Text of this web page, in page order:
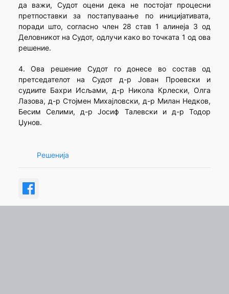
да важи, Судот оцени дека не постојат процесни
претпоставки за постапуваање по иницијативата,
поради што, согласно член 28 став 1 алинеја 3 од
Деловникот на Судот, одлучи како во точката 1 од ова
решение.
4. Ова решение Судот го донесе во состав од
претседателот на Судот д-р Јован Проевски и
судиите Бахри Исљами, д-р Никола Крлески, Олга
Лазова, д-р Стојмен Михајловски, д-р Милан Недков,
Бесим Селими, д-р Јосиф Талевски и д-р Тодор
Џунов.
Решенија